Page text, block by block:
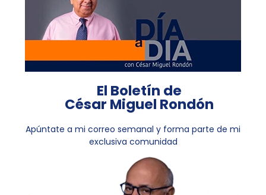
El Boletín de
César Miguel Rondón
Apúntate a mi correo semanal y forma parte de mi
exclusiva comunidad